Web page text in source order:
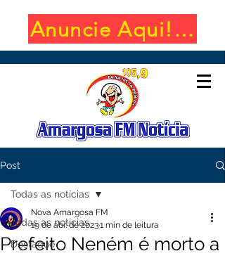
Anuncie Aqui!
Post
Todas as notícias
Destaque
Todas as notícias
Prefeito Neném é morto a
Nova Amargosa FM
19 de abr. de 20231 min de leitura